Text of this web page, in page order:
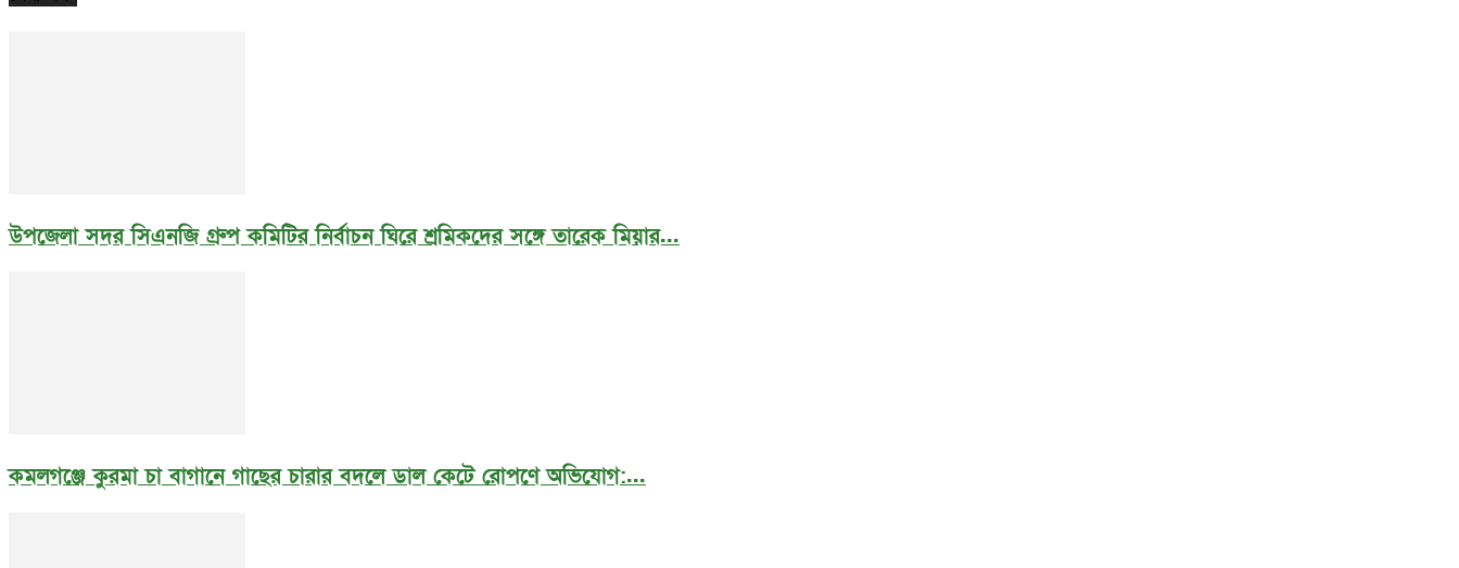
উপজেলা সদর সিএনজি গ্রুপ কমিটির নির্বাচন ঘিরে শ্রমিকদের সঙ্গে তারেক মিয়ার...
কমলগঞ্জে কুরমা চা বাগানে গাছের চারার বদলে ডাল কেটে রোপণে অভিযোগ:...